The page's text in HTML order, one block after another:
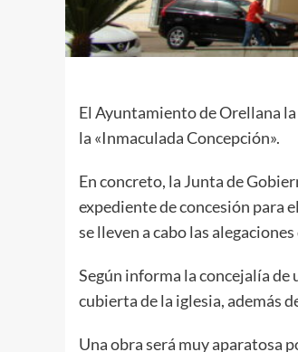
El Ayuntamiento de Orellana
la «Inmaculada Concepción».
En concreto, la Junta de
expediente de concesión para
se lleven a cabo las
Según informa la concejalía
cubierta de la iglesia, además
Una obra será muy aparatosa